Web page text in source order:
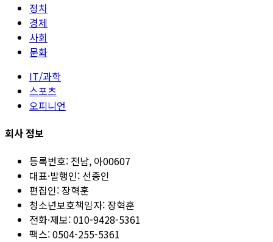
정치
경제
사회
문화
IT/과학
스포츠
오피니언
회사 정보
등록번호: 전남, 아00607
대표·발행인: 선종인
편집인: 장혁훈
청소년보호책임자: 장혁훈
전화·제보:010-9428-5361
팩스:0504-255-5361